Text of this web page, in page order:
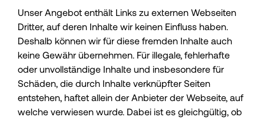
Unser Angebot enthält Links zu externen Webseiten
Dritter, auf deren Inhalte wir keinen Einfluss haben.
Deshalb können wir für diese fremden Inhalte auch
keine Gewähr übernehmen. Für illegale, fehlerhafte
oder unvollständige Inhalte und insbesondere für
Schäden, die durch Inhalte verknüpfter Seiten
entstehen, haftet allein der Anbieter der Webseite, auf
welche verwiesen wurde. Dabei ist es gleichgültig, ob